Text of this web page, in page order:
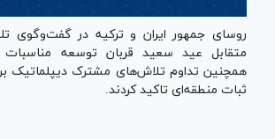
روسای جمهور ایران و ترکیه در گفت‌وگوی
متقابل عید سعید قربان توسعه مناسبات
همچنین تداوم تلاش‌های مشترک دیپلماتیک
ثبات منطقه‌ای تاکید کردند.